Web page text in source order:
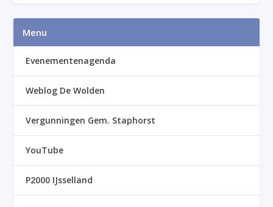
Menu
Evenementenagenda
Weblog De Wolden
Vergunningen Gem. Staphorst
YouTube
P2000 IJsselland